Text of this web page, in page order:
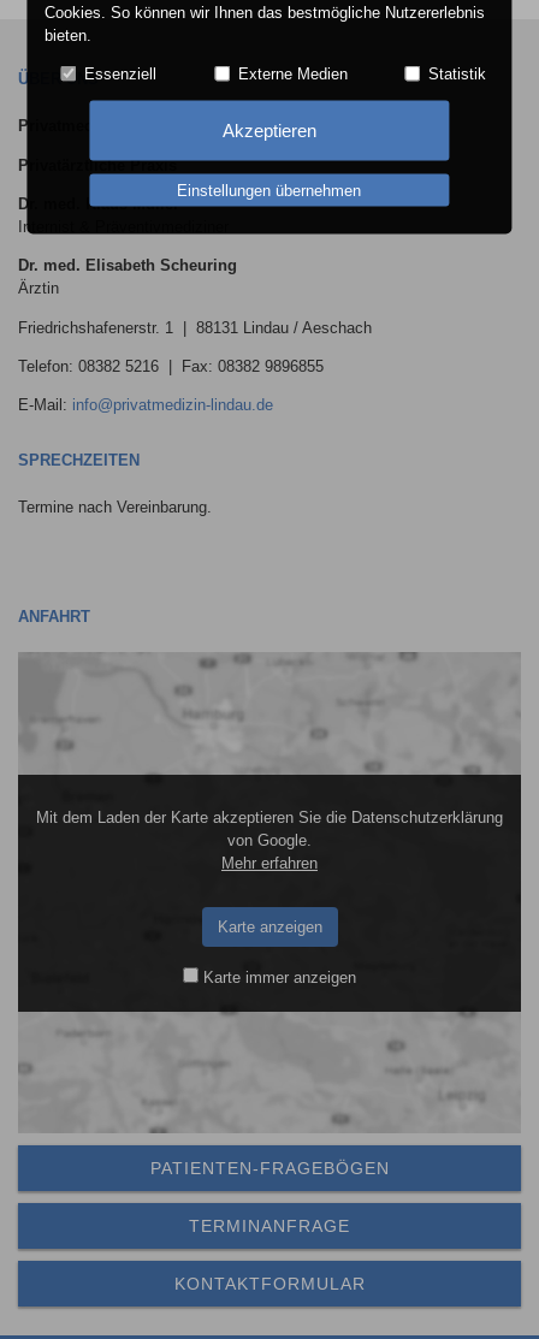
ÜBER UNS
Privatmedizin Lindau
Privatärztliche Praxis
Dr. med. Klaus Müller
Internist & Präventivmediziner
Dr. med. Elisabeth Scheuring
Ärztin
Friedrichshafenerstr. 1 | 88131 Lindau / Aeschach
Telefon: 08382 5216 | Fax: 08382 9896855
E-Mail: info@privatmedizin-lindau.de
SPRECHZEITEN
Termine nach Vereinbarung.
ANFAHRT
Mit dem Laden der Karte akzeptieren Sie die Datenschutzerklärung
von Google.
Mehr erfahren
Karte anzeigen
Karte immer anzeigen
PATIENTEN-FRAGEBÖGEN
TERMINANFRAGE
KONTAKTFORMULAR
Cookies. So können wir Ihnen das bestmögliche Nutzererlebnis
bieten.
Essenziell Externe Medien Statistik
Akzeptieren
Einstellungen übernehmen